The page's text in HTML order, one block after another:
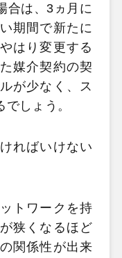
合は、3ヵ月に
期間で新たに
はり変更する
媒介契約の契
が少なく、ス
しょう。
ればいけない
トワークを持
狭くなるほど
関係性が出来